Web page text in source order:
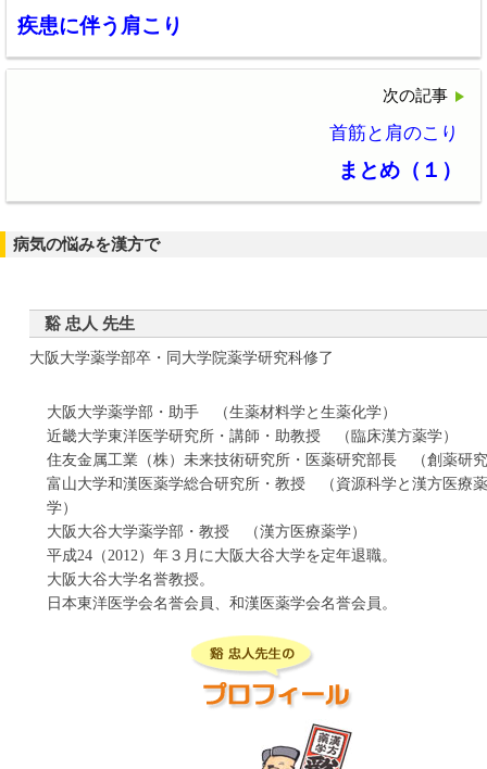
疾患に伴う肩こり
次の記事
首筋と肩のこり
まとめ（１）
病気の悩みを漢方で
谿 忠人 先生
大阪大学薬学部卒・同大学院薬学研究科修了
大阪大学薬学部・助手 （生薬材料学と生薬化学）
近畿大学東洋医学研究所・講師・助教授 （臨床漢方薬学）
住友金属工業（株）未来技術研究所・医薬研究部長 （創薬研
富山大学和漢医薬学総合研究所・教授 （資源科学と漢方医療薬
学）
大阪大谷大学薬学部・教授 （漢方医療薬学）
平成24（2012）年３月に大阪大谷大学を定年退職。
大阪大谷大学名誉教授。
日本東洋医学会名誉会員、和漢医薬学会名誉会員。